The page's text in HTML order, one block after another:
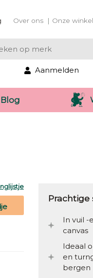
Over ons Onze winkel
Aanmelden
Blog
Prachtige
In vuil -
canvas
Ideaal
en
bergen